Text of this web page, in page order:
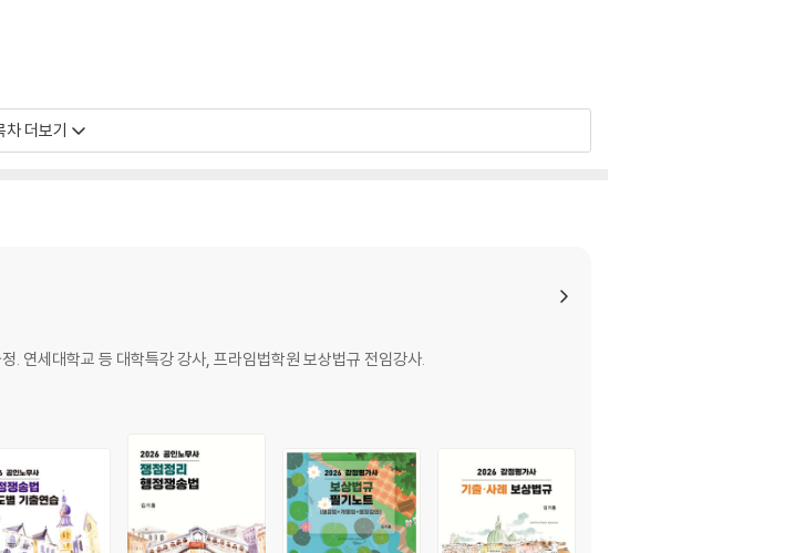
차 더보기
. 연세대학교 등 대학특강 강사, 프라임법학원 보상법규 전임강사.